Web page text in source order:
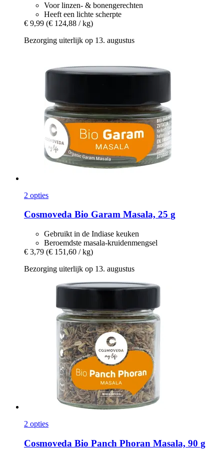
Voor linzen- & bonengerechten
Heeft een lichte scherpte
€ 9,99 (€ 124,88 / kg)
Bezorging uiterlijk op 13. augustus
2 opties
Cosmoveda Bio Garam Masala, 25 g
Gebruikt in de Indiase keuken
Beroemdste masala-kruidenmengsel
€ 3,79 (€ 151,60 / kg)
Bezorging uiterlijk op 13. augustus
2 opties
Cosmoveda Bio Panch Phoran Masala, 90 g